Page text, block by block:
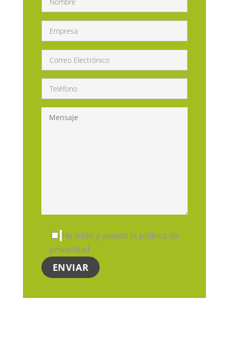
He leído y acepto la política de
privacidad